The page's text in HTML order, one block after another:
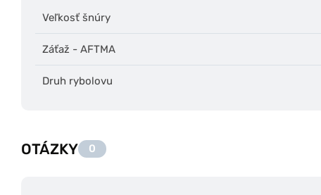
Veľkosť šnúry
Záťaž - AFTMA
Druh rybolovu
OTÁZKY 0